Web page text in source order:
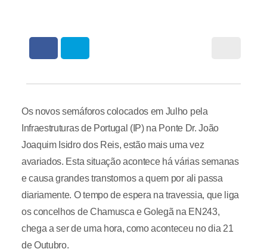
Os novos semáforos colocados em Julho pela
Infraestruturas de Portugal (IP) na Ponte Dr. João
Joaquim Isidro dos Reis, estão mais uma vez
avariados. Esta situação acontece há várias semanas
e causa grandes transtornos a quem por ali passa
diariamente. O tempo de espera na travessia, que liga
os concelhos de Chamusca e Golegã na EN243,
chega a ser de uma hora, como aconteceu no dia 21
de Outubro.